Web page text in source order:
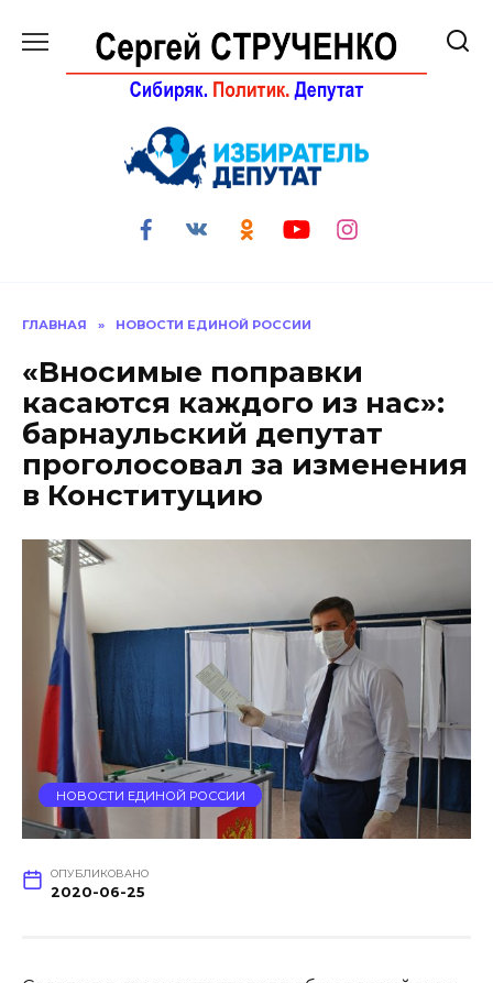
содержанию
ГЛАВНАЯ » НОВОСТИ ЕДИНОЙ РОССИИ
«Вносимые поправки
касаются каждого из нас»:
барнаульский депутат
проголосовал за изменения
в Конституцию
НОВОСТИ ЕДИНОЙ РОССИИ
ОПУБЛИКОВАНО
2020-06-25